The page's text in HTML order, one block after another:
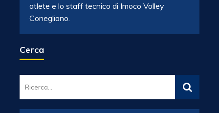
atlete e lo staff tecnico di Imoco Volley
Conegliano.
Cerca